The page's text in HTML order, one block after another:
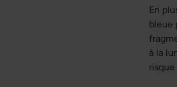
En
bleue
à la